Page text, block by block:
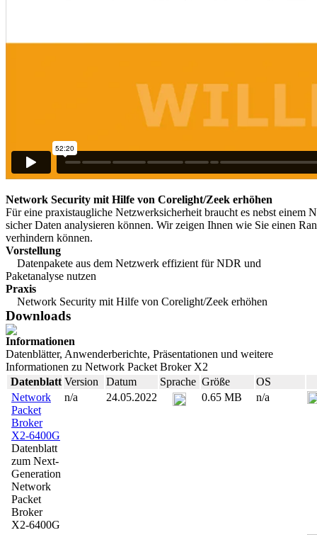
Network Security mit Hilfe von Corelight/Zeek erhöhen
Für eine praxistaugliche Netzwerksicherheit braucht es nebst einem
sicher Daten analysieren können. Wir zeigen Ihnen wie Sie einen
verhindern können.
Vorstellung
Datenpakete aus dem Netzwerk effizient für NDR und
Paketanalyse nutzen
Praxis
Network Security mit Hilfe von Corelight/Zeek erhöhen
Downloads
Informationen
Datenblätter, Anwenderberichte, Präsentationen und weitere
Informationen zu Network Packet Broker X2
Datenblatt Version Datum Sprache Größe
OS
Network
Packet
Broker
X2-6400G
Datenblatt
zum Next-
Generation
Network
Packet
Broker
X2-6400G
n/a 24.05.2022 0.65 MB n/a